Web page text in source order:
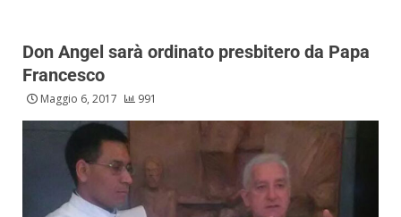
Don Angel sarà ordinato presbitero da Papa
Francesco
Maggio 6, 2017 991